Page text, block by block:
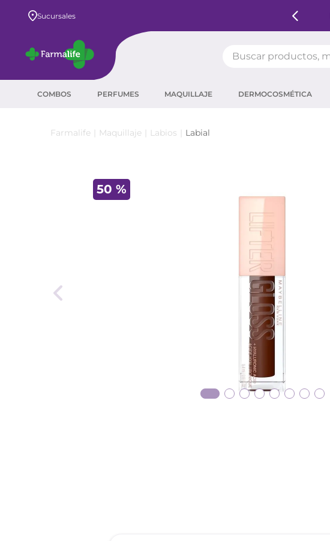
Sucursales
COMBOS PERFUMES MAQUILLAJE DERMOCOSMÉTICA
Maquillaje Labios Labial
50 %
corrector
máscara pestañas
retinol
tintura